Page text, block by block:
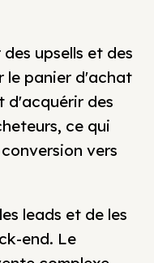
upsells et des
le panier d'achat
d'acquérir des
ce qui
vers
leads et de les
end. Le